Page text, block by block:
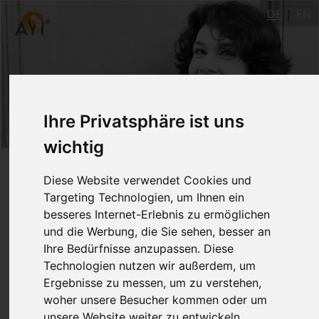
Ihre Privatsphäre ist uns
wichtig
Diese Website verwendet Cookies und
Targeting Technologien, um Ihnen ein
besseres Internet-Erlebnis zu ermöglichen
und die Werbung, die Sie sehen, besser an
Ihre Bedürfnisse anzupassen. Diese
Technologien nutzen wir außerdem, um
Ergebnisse zu messen, um zu verstehen,
woher unsere Besucher kommen oder um
DE
AYI Led mit Jill Williamson
10.7.2017
Ulm
Jill Williamson
2 UE